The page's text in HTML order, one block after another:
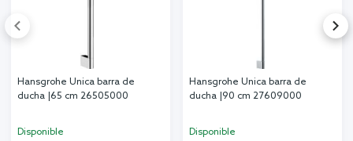
Hansgrohe Unica barra de
ducha |65 cm 26505000
Disponible
Hansgrohe Unica barra de
ducha |90 cm 27609000
Disponible